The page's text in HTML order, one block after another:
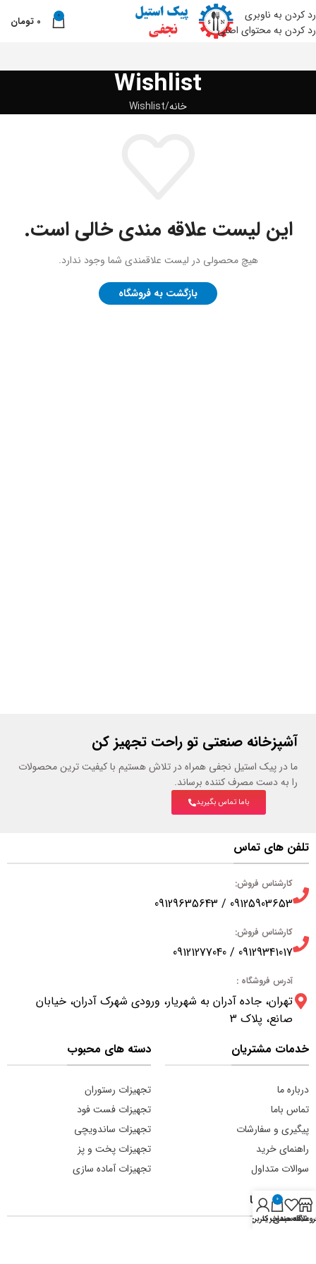
رد کردن به ناوبری
رد کردن به محتوای اصلی
0
0 تومان
Wishlist
خانه Wishlist
این لیست علاقه مندی خالی است.
هیچ محصولی در لیست علاقمندی شما وجود ندارد.
بازگشت به فروشگاه
آشپزخانه صنعتی تو راحت تجهیز کن
ما در پیک استیل نجفی همراه در تلاش هستیم با کیفیت ترین محصولات
را به دست مصرف کننده برساند.
باما تماس بگیرید
تلفن های تماس
کارشناس فروش:
09125903653 / 09129635643
کارشناس فروش:
09129341017 / 09121277040
آدرس فروشگاه :
تهران، جاده آدران به شهریار، ورودی شهرک آدران، خیابان
صانع، پلاک 3
خدمات مشتریان
درباره ما
تماس باما
پیگیری و سفارشات
راهنمای خرید
سوالات متداول
دسته های محبوب
تجهیزات رستوران
تجهیزات فست فود
تجهیزات ساندویچی
تجهیزات پخت و پز
تجهیزات آماده سازی
مجوز های ما
علاقه مندی
0
سبد خرید
حساب کاربری من